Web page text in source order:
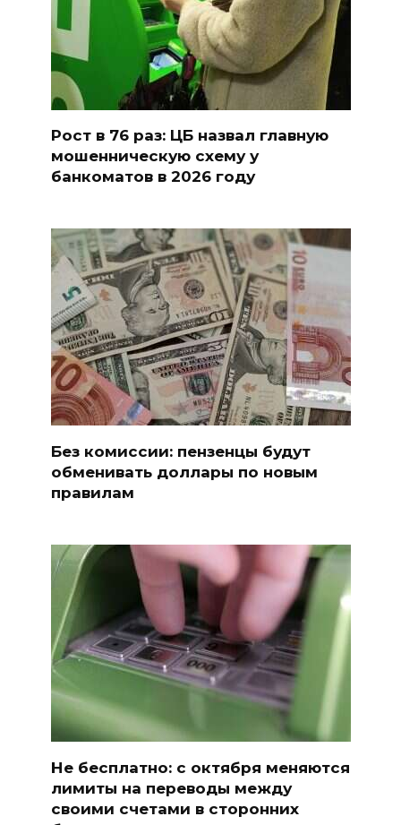
Рост в 76 раз: ЦБ назвал главную
мошенническую схему у
банкоматов в 2026 году
Без комиссии: пензенцы будут
обменивать доллары по новым
правилам
Не бесплатно: с октября меняются
лимиты на переводы между
своими счетами в сторонних